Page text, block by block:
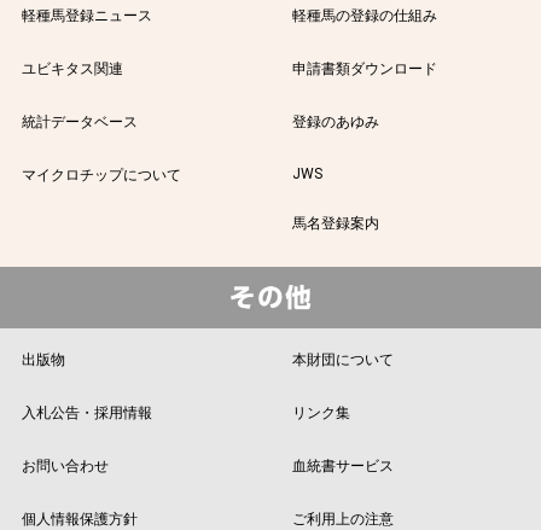
軽種馬登録ニュース 軽種馬の登録の仕組み
ユビキタス関連 申請書類ダウンロード
統計データベース 登録のあゆみ
マイクロチップについて JWS
馬名登録案内
出版物 本財団について
入札公告・採用情報 リンク集
お問い合わせ 血統書サービス
個人情報保護方針 ご利用上の注意